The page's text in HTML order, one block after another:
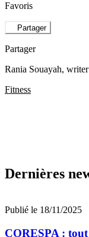
Favoris
Partager
Partager
Rania Souayah, writer
Fitness
Dernières
Publié le 18/11/2025
CORESPA :